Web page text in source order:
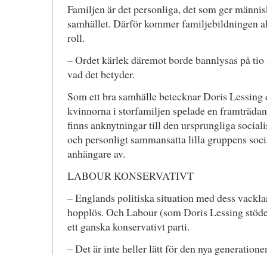
Familjen är det personliga, det som ger
samhället. Därför kommer familjebildningen
roll.
– Ordet kärlek däremot borde bannlysas på tio
vad det betyder.
Som ett bra samhälle betecknar Doris
kvinnorna i storfamiljen spelade en
finns anknytningar till den ursprungliga
och personligt sammansatta lilla gruppens
anhängare av.
LABOUR KONSERVATIVT
– Englands politiska situation med dess
hopplös. Och Labour (som Doris Lessing
ett ganska konservativt parti.
– Det är inte heller lätt för den nya